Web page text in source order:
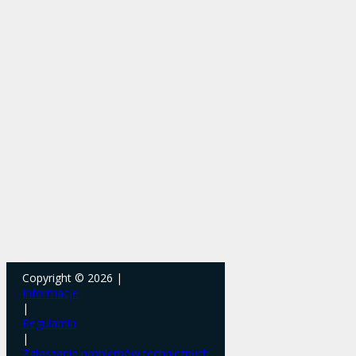
Copyright © 2026 |
Informacje
|
Regulamin
|